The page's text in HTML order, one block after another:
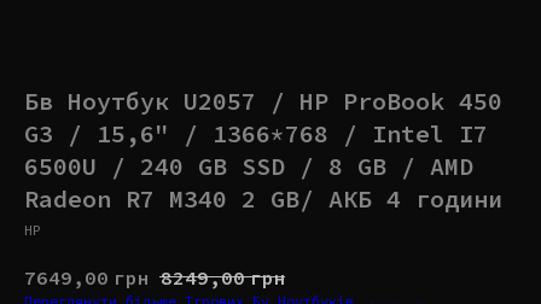
Бв Ноутбук U2057 / HP ProBook 450
G3 / 15,6" / 1366*768 / Intel I7
6500U / 240 GB SSD / 8 GB / AMD
Radeon R7 M340 2 GB/ АКБ 4 години
HP
7649,00 грн 8249,00 грн